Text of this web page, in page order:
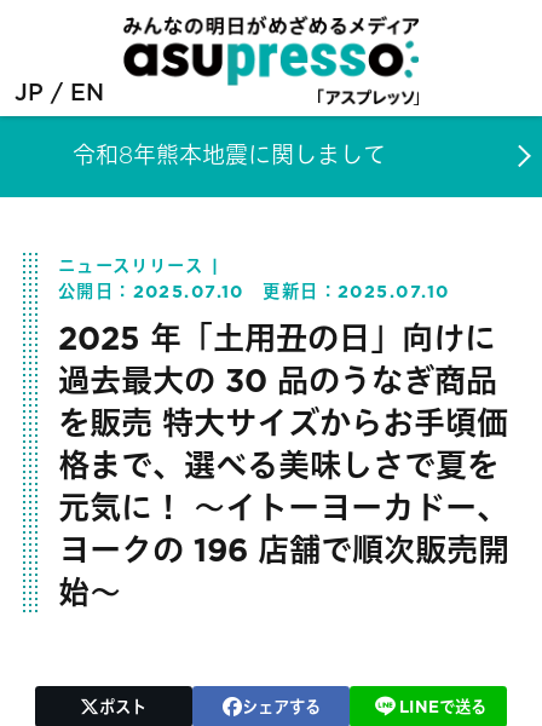
JP EN
令和8年熊本地震に関しまして
ニュースリリース
公開日： 2025.07.10 更新日：2025.07.10
2025 年「土用丑の日」向けに
過去最大の 30 品のうなぎ商品
を販売 特大サイズからお手頃価
格まで、選べる美味しさで夏を
元気に！ ～イトーヨーカドー、
ヨークの 196 店舗で順次販売開
始～
ポスト シェアする LINEで送る